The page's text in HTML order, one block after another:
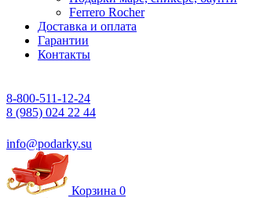
Ferrero Rocher
Доставка и оплата
Гарантии
Контакты
8-800-511-12-24
8 (985) 024 22 44
info@podarky.su
Корзина 0